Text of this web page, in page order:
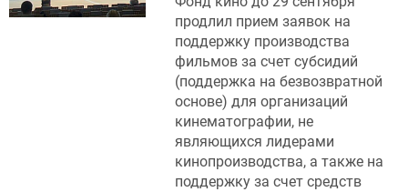
продлил прием заявок на
поддержку производства
фильмов за счет субсидий
(поддержка на безвозвратной
основе) для организаций
кинематографии, не
являющихся лидерами
кинопроизводства, а также на
поддержку за счет средств